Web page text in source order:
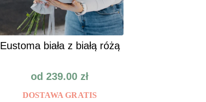
Eustoma biała z białą różą
od 239.00 zł
DOSTAWA GRATIS